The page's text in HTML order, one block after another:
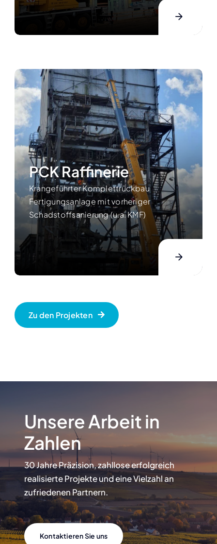
Zu den Projekten
PCK Raffinerie
Krangeführter Komplettrückbau
Fertigungsanlage mit vorheriger
Schadstoffsanierung (u.a. KMF)
Unsere Arbeit in
Zahlen
30 Jahre Präzision, zahllose erfolgreich
realisierte Projekte und eine Vielzahl an
zufriedenen Partnern.
Kontaktieren Sie uns